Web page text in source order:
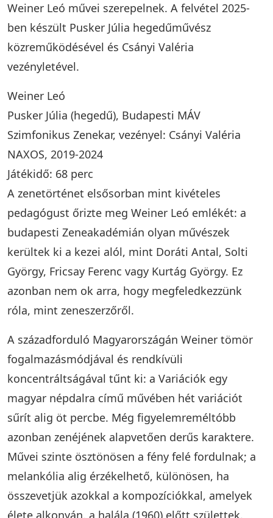
Weiner Leó művei szerepelnek. A felvétel 2025-
ben készült Pusker Júlia hegedűművész
közreműködésével és Csányi Valéria
vezényletével.
Weiner Leó
Pusker Júlia (hegedű), Budapesti MÁV
Szimfonikus Zenekar, vezényel: Csányi Valéria
NAXOS, 2019-2024
Játékidő: 68 perc
A zenetörténet elsősorban mint kivételes
pedagógust őrizte meg Weiner Leó emlékét: a
budapesti Zeneakadémián olyan művészek
kerültek ki a kezei alól, mint Doráti Antal, Solti
György, Fricsay Ferenc vagy Kurtág György. Ez
azonban nem ok arra, hogy megfeledkezzünk
róla, mint zeneszerzőről.
A századforduló Magyarországán Weiner tömör
fogalmazásmódjával és rendkívüli
koncentráltságával tűnt ki: a Variációk egy
magyar népdalra című művében hét variációt
sűrít alig öt percbe. Még figyelemreméltóbb
azonban zenéjének alapvetően derűs karaktere.
Művei szinte ösztönösen a fény felé fordulnak; a
melankólia alig érzékelhető, különösen, ha
összevetjük azokkal a kompozíciókkal, amelyek
élete alkonyán, a halála (1960) előtt születtek.